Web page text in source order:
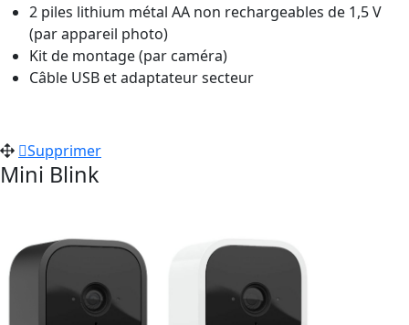
2 piles lithium métal AA non rechargeables de 1,5 V
(par appareil photo)
Kit de montage (par caméra)
Câble USB et adaptateur secteur
Supprimer
Mini Blink